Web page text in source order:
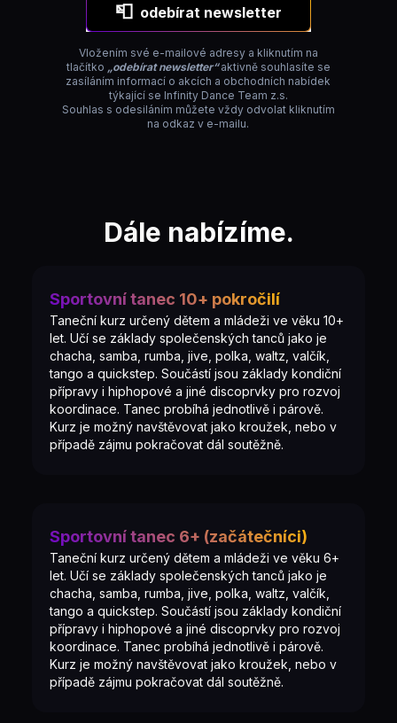
📮 odebírat newsletter
Vložením své e-mailové adresy a kliknutím na
tlačítko „odebírat newsletter“ aktivně souhlasíte se
zasíláním informací o akcích a obchodních nabídek
týkající se Infinity Dance Team z.s.
Souhlas s odesiláním můžete vždy odvolat kliknutím
na odkaz v e-mailu.
Dále nabízíme.
Sportovní tanec 10+ pokročilí
Taneční kurz určený dětem a mládeži ve věku 10+
let. Učí se základy společenských tanců jako je
chacha, samba, rumba, jive, polka, waltz, valčík,
tango a quickstep. Součástí jsou základy kondiční
přípravy i hiphopové a jiné discoprvky pro rozvoj
koordinace. Tanec probíhá jednotlivě i párově.
Kurz je možný navštěvovat jako kroužek, nebo v
případě zájmu pokračovat dál soutěžně.
Sportovní tanec 6+ (začátečníci)
Taneční kurz určený dětem a mládeži ve věku 6+
let. Učí se základy společenských tanců jako je
chacha, samba, rumba, jive, polka, waltz, valčík,
tango a quickstep. Součástí jsou základy kondiční
přípravy i hiphopové a jiné discoprvky pro rozvoj
koordinace. Tanec probíhá jednotlivě i párově.
Kurz je možný navštěvovat jako kroužek, nebo v
případě zájmu pokračovat dál soutěžně.